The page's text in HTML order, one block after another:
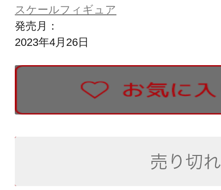
スケールフィギュア
発売月：
2023年4月26日